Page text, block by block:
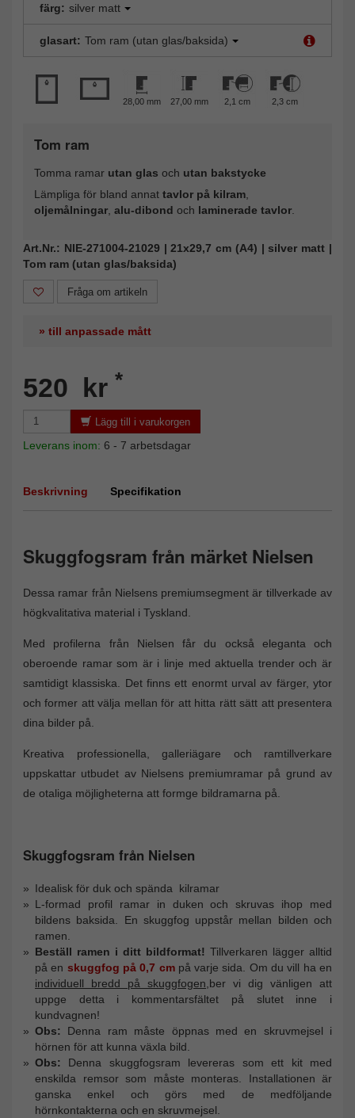
färg: silver matt
glasart: Tom ram (utan glas/baksida)
28,00 mm 27,00 mm 2,1 cm 2,3 cm
Tom ram
Tomma ramar utan glas och utan bakstycke
Lämpliga för bland annat tavlor på kilram
oljemålningar alu-dibond och laminerade tavlor
Art.Nr.: NIE-271004-21029 | 21x29,7 cm (A4) | silver matt |
Tom ram (utan glas/baksida)
Fråga om artikeln
» till anpassade mått
520 kr *
Lägg till i varukorgen
Leverans inom: 6 - 7 arbetsdagar
Beskrivning Specifikation
Skuggfogsram från märket Nielsen
Dessa ramar från Nielsens premiumsegment är tillverkade av
högkvalitativa material i Tyskland.
Med profilerna från Nielsen får du också eleganta och
oberoende ramar som är i linje med aktuella trender och är
samtidigt klassiska. Det finns ett enormt urval av färger, ytor
och former att välja mellan för att hitta rätt sätt att presentera
dina bilder på.
Kreativa professionella, galleriägare och ramtillverkare
uppskattar utbudet av Nielsens premiumramar på grund av
de otaliga möjligheterna att formge bildramarna på.
Skuggfogsram från Nielsen
Idealisk för duk och spända kilramar
L-formad profil ramar in duken och skruvas ihop med
bildens baksida. En skuggfog uppstår mellan bilden och
ramen.
Beställ ramen i ditt bildformat! Tillverkaren lägger alltid
på en skuggfog på 0,7 cmpå varje sida. Om du vill ha en
individuell bredd på skuggfogen ,ber vi dig vänligen att
uppge detta i kommentarsfältet på slutet inne i
kundvagnen!
Obs: Denna ram måste öppnas med en skruvmejsel i
hörnen för att kunna växla bild.
Obs: Denna skuggfogsram levereras som ett kit med
enskilda remsor som måste monteras. Installationen är
ganska enkel och görs med de medföljande
hörnkontakterna och en skruvmejsel.